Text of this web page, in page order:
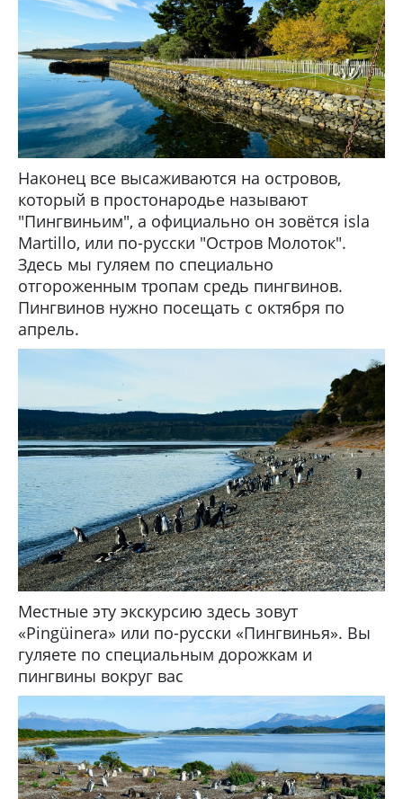
Наконец все высаживаются на островов,
который в простонародье называют
"Пингвиньим", а официально он зовётся isla
Martillo, или по-русски "Остров Молоток".
Здесь мы гуляем по специально
отгороженным тропам средь пингвинов.
Пингвинов нужно посещать с октября по
апрель.
Местные эту экскурсию здесь зовут
«Pingüinera» или по-русски «Пингвинья». Вы
гуляете по специальным дорожкам и
пингвины вокруг вас